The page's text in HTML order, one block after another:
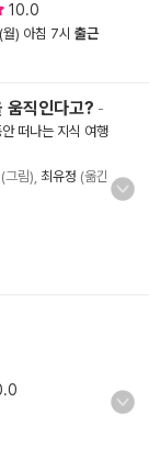
10.0
월) 아침 7시 출근
움직인다고? -
떠나는 지식 여행
(그림), 최유정 (옮긴